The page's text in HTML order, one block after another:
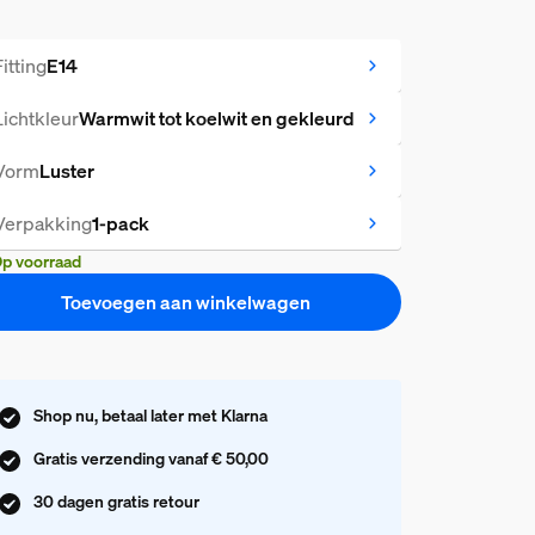
E14
Warmwit tot koelwit en gekleurd
Luster
1-pack
voorraad
Toevoegen aan winkelwagen
Shop nu, betaal later met Klarna
Gratis verzending vanaf € 50,00
30 dagen gratis retour